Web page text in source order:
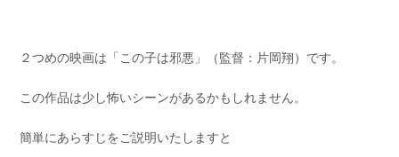
２つめの映画は「この子は邪悪」（監督：片岡翔）です。
この作品は少し怖いシーンがあるかもしれません。
簡単にあらすじをご説明いたしますと